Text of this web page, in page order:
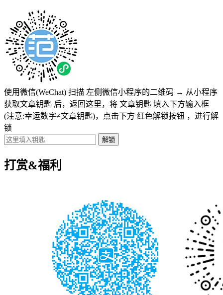
使用微信(WeChat) 扫描 左侧微信小程序的二维码 → 从小程序
获取文章钥匙 后，返回这里，将 文章钥匙 填入下方输入框
(注意:幸运数字≠文章钥匙)，点击下方 红色解锁按钮 ，进行解
锁
打赏&福利